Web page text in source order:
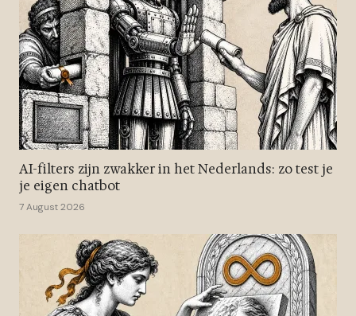
AI-filters zijn zwakker in het Nederlands: zo test je
je eigen chatbot
7 August 2026